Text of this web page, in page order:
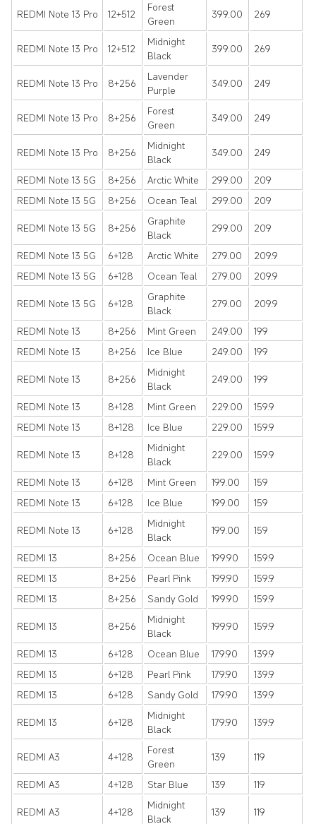
REDMI Note 13 Pro 12+512
Forest
Green
399.00 269
REDMI Note 13 Pro 12+512
Midnight
Black
399.00 269
REDMI Note 13 Pro 8+256
Lavender
Purple
349.00 249
REDMI Note 13 Pro 8+256
Forest
Green
349.00 249
REDMI Note 13 Pro 8+256
Midnight
Black
349.00 249
REDMI Note 13 5G 8+256 Arctic White 299.00
209
REDMI Note 13 5G
8+256 Ocean Teal 299.00 209
REDMI Note 13 5G 8+256
Graphite
Black
299.00 209
REDMI Note 13 5G 6+128 Arctic White 279.00
209.9
REDMI Note 13 5G
6+128 Ocean Teal 279.00 209.9
REDMI Note 13 5G 6+128
Graphite
Black
279.00 209.9
REDMI Note 13 8+256 Mint Green 249.00
199
REDMI Note 13
8+256 Ice Blue 249.00 199
REDMI Note 13 8+256
Midnight
Black
249.00 199
REDMI Note 13 8+128 Mint Green 229.00
159.9
REDMI Note 13
8+128 Ice Blue 229.00 159.9
REDMI Note 13 8+128
Midnight
Black
229.00 159.9
REDMI Note 13 6+128 Mint Green 199.00
159
REDMI Note 13
6+128 Ice Blue 199.00 159
REDMI Note 13 6+128
Midnight
Black
199.00 159
REDMI 13 8+256 Ocean Blue 199.90
159.9
REDMI 13
8+256 Pearl Pink 199.90
159.9
REDMI 13
8+256 Sandy Gold 199.90 159.9
REDMI 13 8+256
Midnight
Black
199.90 159.9
REDMI 13 6+128 Ocean Blue 179.90
139.9
REDMI 13
6+128 Pearl Pink 179.90
139.9
REDMI 13
6+128 Sandy Gold 179.90 139.9
REDMI 13 6+128
Midnight
Black
179.90 139.9
REDMI A3 4+128
Forest
Green
139 119
REDMI A3 4+128 Star Blue 139 119
REDMI A3 4+128
Midnight
Black
139 119